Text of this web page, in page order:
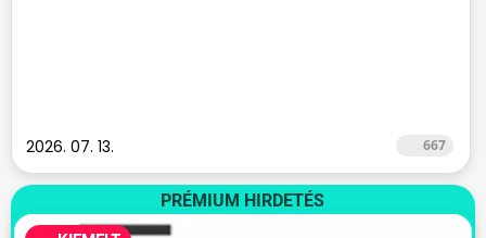
2026. 07. 13. 667
PRÉMIUM HIRDETÉS